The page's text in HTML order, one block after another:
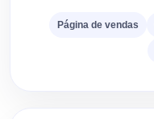
Página de vendas